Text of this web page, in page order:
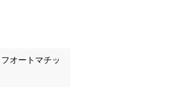
オートマチッ